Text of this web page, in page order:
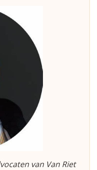
van Van Riet